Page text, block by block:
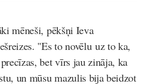
mēneši, pēkšņi Ieva
"Es to novēlu uz to ka,
bet vīrs jau zināja, ka
un mūsu mazulis bija beidzot